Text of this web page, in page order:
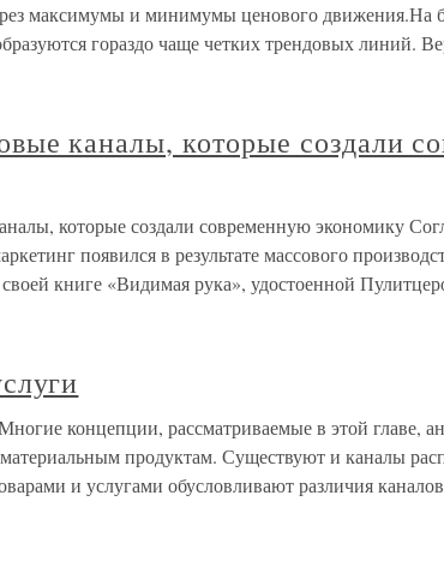
максимумы и минимумы ценового движения.На
гораздо чаще четких трендовых линий.
каналы, которые создали
которые создали современную экономику
появился в результате массового
книге «Видимая рука», удостоенной
концепции, рассматриваемые в этой главе,
продуктам. Существуют и каналы
и услугами обусловливают различия